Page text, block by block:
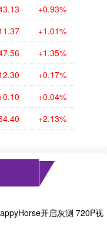
+0.93%
+1.01%
+1.35%
+0.17%
+0.04%
+2.13%
开启灰测 720P视